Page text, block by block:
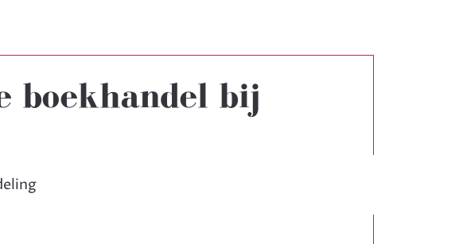
boekhandel bij